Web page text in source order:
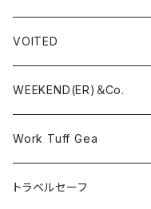
VOITED
WEEKEND(ER)＆Co.
Work Tuff Gea
トラベルセーフ